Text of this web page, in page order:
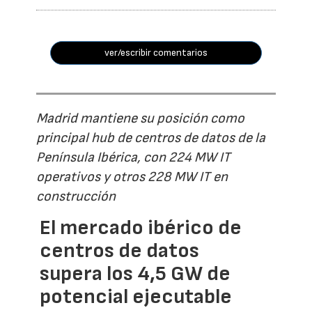
ver/escribir comentarios
Madrid mantiene su posición como
principal hub de centros de datos de la
Península Ibérica, con 224 MW IT
operativos y otros 228 MW IT en
construcción
El mercado ibérico de
centros de datos
supera los 4,5 GW de
potencial ejecutable